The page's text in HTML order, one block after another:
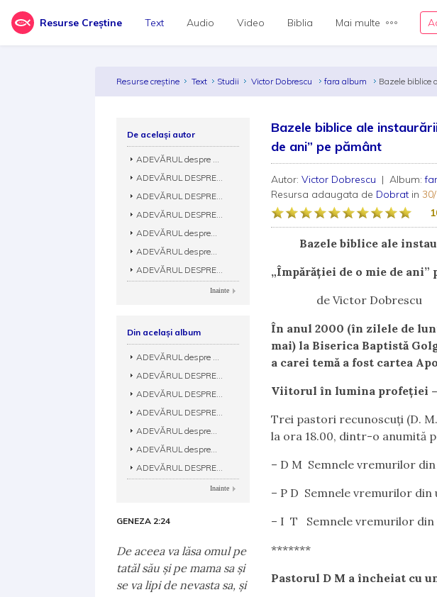
Resurse Creștine Text Audio Video Biblia Mai multe
Resurse creștine Text Studii Victor Dobrescu fara album Bazele biblice
Bazele biblice ale
de ani” pe pământ
Autor:Victor Dobrescu | Album:
Resursa adaugata de Dobrat in
Bazele biblice ale
„Împărăţiei de o mie de ani”
de Victor Dobrescu
În anul 2000 (în zilele de
mai) la Biserica Baptistă
a carei temă a fost cartea
Viitorul în lumina profeției
Trei pastori recunoscuți (D.
la ora 18.00, dintr-o anumită
– D M Semnele vremurilor
– P D Semnele vremurilor
– I T Semnele vremurilor din
*******
Pastorul D M a încheiat cu
De același autor
ADEVĂRUL despre ...
ADEVĂRUL DESPRE...
ADEVĂRUL DESPRE...
ADEVĂRUL DESPRE...
ADEVĂRUL despre...
ADEVĂRUL despre...
ADEVĂRUL DESPRE...
Inainte
Din același album
ADEVĂRUL despre ...
ADEVĂRUL DESPRE...
ADEVĂRUL DESPRE...
ADEVĂRUL DESPRE...
ADEVĂRUL despre...
ADEVĂRUL despre...
ADEVĂRUL DESPRE...
Inainte
GENEZA 2:24
De aceea va lăsa omul pe
tatăl său şi pe mama sa şi
se va lipi de nevasta sa, şi